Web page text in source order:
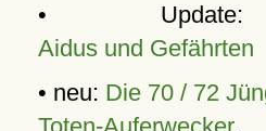
•
Aidus und Gefährten
• neu: Die 70 / 72